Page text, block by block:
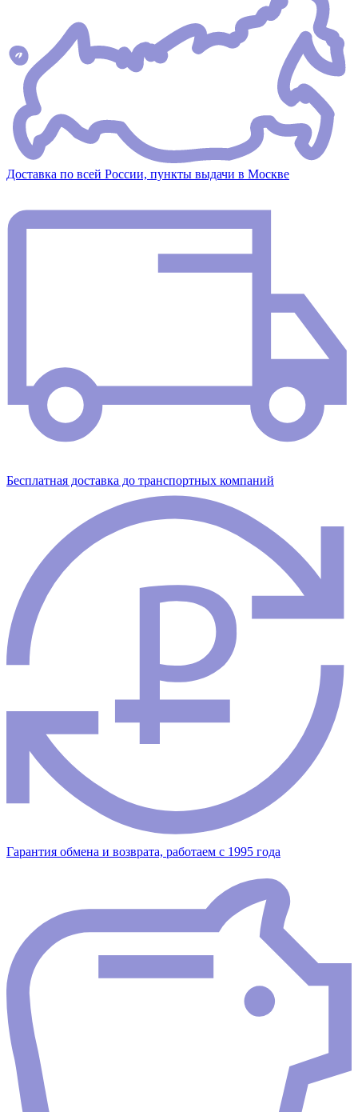
Доставка по всей России, пункты выдачи в Москве
Бесплатная доставка до транспортных компаний
Гарантия обмена и возврата, работаем с 1995 года